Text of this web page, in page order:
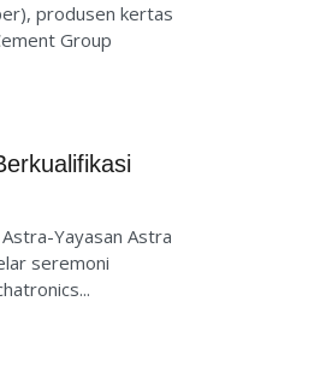
produsen kertas
Group
Yayasan Astra
seremoni